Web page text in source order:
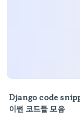
Django code
이썬 코드들 모음